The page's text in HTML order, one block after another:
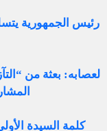
رئيس الجمهورية
لعصابه: بعثة من
كلمة السيدة